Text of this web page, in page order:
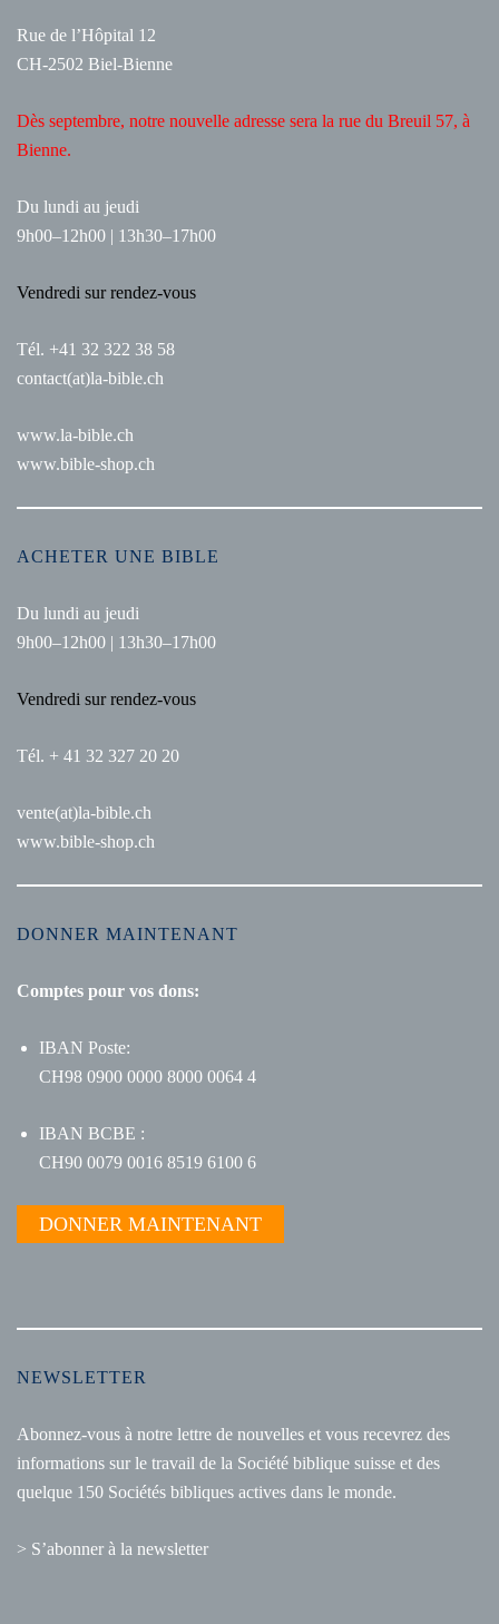
Rue de l’Hôpital 12
CH-2502 Biel-Bienne
Dès septembre, notre nouvelle adresse sera la rue du Breuil 57, à
Bienne.
Du lundi au jeudi
9h00–12h00 | 13h30–17h00
Vendredi sur rendez-vous
Tél. +41 32 322 38 58
contact(at)la-bible.ch
www.la-bible.ch
www.bible-shop.ch
ACHETER UNE BIBLE
Du lundi au jeudi
9h00–12h00 | 13h30–17h00
Vendredi sur rendez-vous
Tél. + 41 32 327 20 20
vente(at)la-bible.ch
www.bible-shop.ch
DONNER MAINTENANT
Comptes pour vos dons:
IBAN Poste:
CH98 0900 0000 8000 0064 4
IBAN BCBE :
CH90 0079 0016 8519 6100 6
DONNER MAINTENANT
NEWSLETTER
Abonnez-vous à notre lettre de nouvelles et vous recevrez des
informations sur le travail de la Société biblique suisse et des
quelque 150 Sociétés bibliques actives dans le monde.
> S’abonner à la newsletter